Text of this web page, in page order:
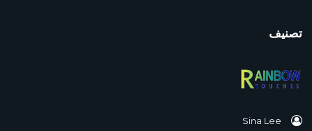
تصنيف
Sina Lee